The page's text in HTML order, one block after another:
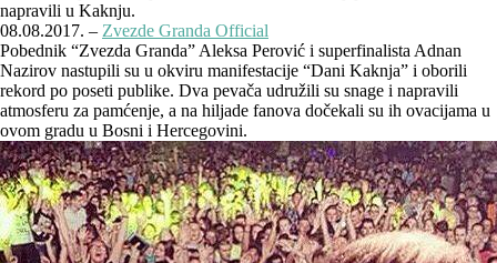
napravili u Kaknju.
08.08.2017. – Zvezde Granda Official
Pobednik “Zvezda Granda” Aleksa Perović i superfinalista Adnan
Nazirov nastupili su u okviru manifestacije “Dani Kaknja” i oborili
rekord po poseti publike. Dva pevača udružili su snage i napravili
atmosferu za pamćenje, a na hiljade fanova dočekali su ih ovacijama u
ovom gradu u Bosni i Hercegovini.